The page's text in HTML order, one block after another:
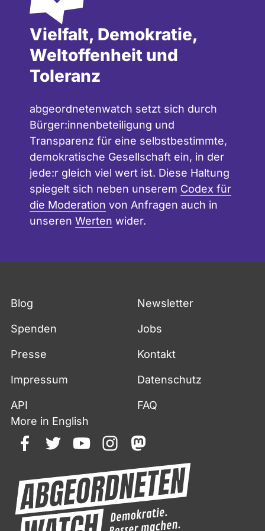
Vielfalt, Demokratie,
Weltoffenheit und
Toleranz
abgeordnetenwatch setzt sich durch
Bürger:innenbeteiligung und
Transparenz für eine selbstbestimmte,
demokratische Gesellschaft ein, in der
jede:r gleich viel wert ist. Diese Haltung
spiegelt sich neben unserem Codex für
die Moderation von Anfragen auch in
unseren Werten wider.
Blog Newsletter
Spenden Jobs
Presse Kontakt
Impressum Datenschutz
API
FAQ
More in English
facebooktwitteryoutubeinstagrammastodon